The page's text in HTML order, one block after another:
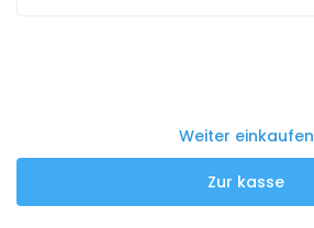
Weiter einkaufen